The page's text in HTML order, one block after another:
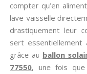
compter qu’en
lave-vaisselle
drastiquement leur
sert essentiellement
grâce au ballon
77550, une fois